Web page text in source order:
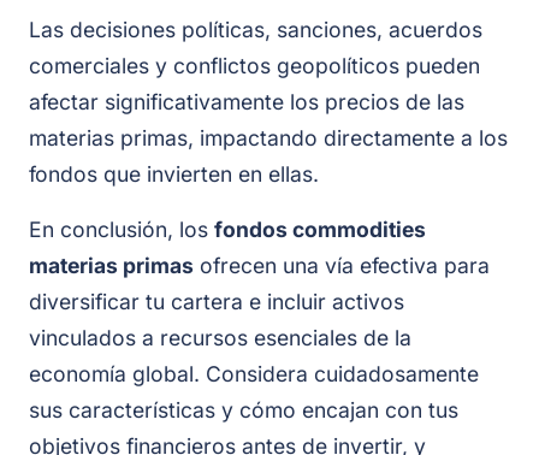
Las decisiones políticas, sanciones, acuerdos
comerciales y conflictos geopolíticos pueden
afectar significativamente los precios de las
materias primas, impactando directamente a los
fondos que invierten en ellas.
En conclusión, los fondos commodities
materias primas ofrecen una vía efectiva para
diversificar tu cartera e incluir activos
vinculados a recursos esenciales de la
economía global. Considera cuidadosamente
sus características y cómo encajan con tus
objetivos financieros antes de invertir, y